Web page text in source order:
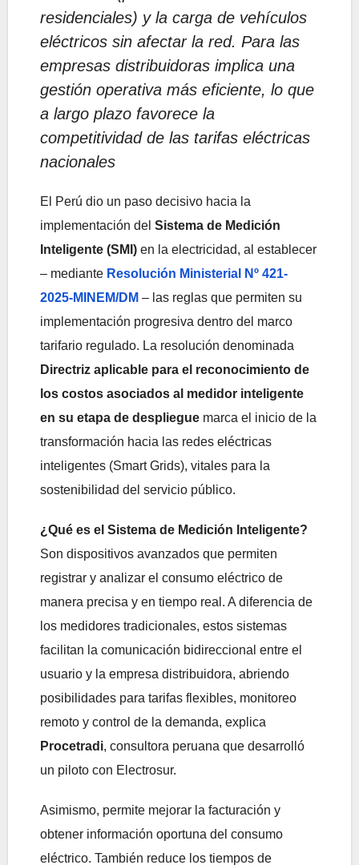
residenciales) y la carga de vehículos
eléctricos sin afectar la red. Para las
empresas distribuidoras implica una
gestión operativa más eficiente, lo que
a largo plazo favorece la
competitividad de las tarifas eléctricas
nacionales
El Perú dio un paso decisivo hacia la
implementación del Sistema de Medición
Inteligente (SMI) en la electricidad, al establecer
– mediante Resolución Ministerial Nº 421-
2025-MINEM/DM – las reglas que permiten su
implementación progresiva dentro del marco
tarifario regulado. La resolución denominada
Directriz aplicable para el reconocimiento de
los costos asociados al medidor inteligente
en su etapa de despliegue marca el inicio de la
transformación hacia las redes eléctricas
inteligentes (Smart Grids), vitales para la
sostenibilidad del servicio público.
¿Qué es el Sistema de Medición Inteligente?
Son dispositivos avanzados que permiten
registrar y analizar el consumo eléctrico de
manera precisa y en tiempo real. A diferencia de
los medidores tradicionales, estos sistemas
facilitan la comunicación bidireccional entre el
usuario y la empresa distribuidora, abriendo
posibilidades para tarifas flexibles, monitoreo
remoto y control de la demanda, explica
Procetradi, consultora peruana que desarrolló
un piloto con Electrosur.
Asimismo, permite mejorar la facturación y
obtener información oportuna del consumo
eléctrico. También reduce los tiempos de